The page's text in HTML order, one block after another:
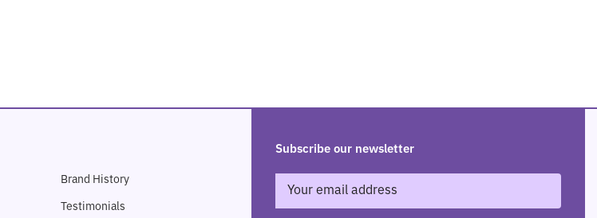
Brand History
Testimonials
Subscribe our newsletter